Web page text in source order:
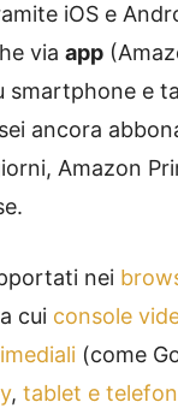
iOS e
via app
smartphone e
ancora
Amazon
nei
cui console
(come
, tablet e